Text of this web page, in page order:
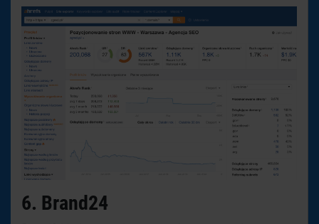
6. Brand24